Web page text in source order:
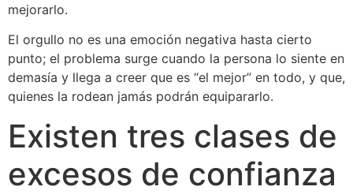
mejorarlo.
El orgullo no es una emoción negativa hasta cierto
punto; el problema surge cuando la persona lo siente en
demasía y llega a creer que es “el mejor” en todo, y que,
quienes la rodean jamás podrán equipararlo.
Existen tres clases de
excesos de confianza